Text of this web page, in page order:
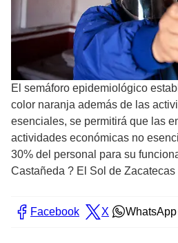
El semáforo epidemiológico
color naranja además de las
esenciales, se permitirá que las
actividades económicas no
30% del personal para su
Castañeda ? El Sol de Zacatecas
Facebook X WhatsApp